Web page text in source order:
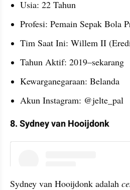
Usia: 22 Tahun
Profesi: Pemain Sepak Bola
Tim Saat Ini: Willem II
Tahun Aktif: 2019–sekarang
Kewarganegaraan: Belanda
Akun Instagram: @jelte_pal
8. Sydney van Hooijdonk
Sydney van Hooijdonk adalah